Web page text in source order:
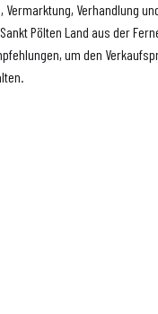
Verhandlung
Pölten Land aus der
um den